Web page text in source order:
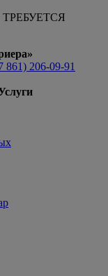
861) 206-09-91